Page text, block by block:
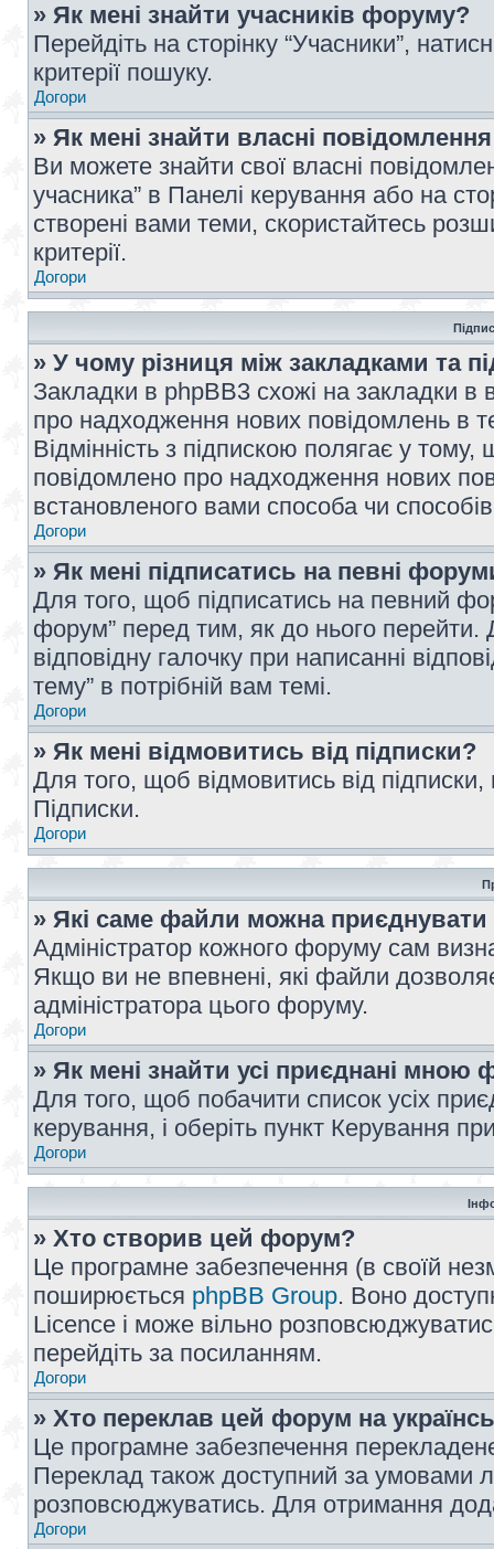
» Як мені знайти учасників форуму?
Перейдіть на сторінку “Учасники”,
критерії пошуку.
Догори
» Як мені знайти власні
Ви можете знайти свої власні
учасника” в Панелі керування або на
створені вами теми, скористайтесь
критерії.
Догори
» У чому різниця між закладками та
Закладки в phpBB3 схожі на закладки
про надходження нових повідомлень в
Відмінність з підпискою полягає у
повідомлено про надходження нових
встановленого вами способа чи
Догори
» Як мені підписатись на певні
Для того, щоб підписатись на певний
форум” перед тим, як до нього перейти.
відповідну галочку при написанні
тему” в потрібній вам темі.
Догори
» Як мені відмовитись від підписки?
Для того, щоб відмовитись від
Підписки.
Догори
» Які саме файли можна
Адміністратор кожного форуму сам
Якщо ви не впевнені, які файли
адміністратора цього форуму.
Догори
» Як мені знайти усі приєднані мною
Для того, щоб побачити список усіх
керування, і оберіть пункт Керування
Догори
» Хто створив цей форум?
Це програмне забезпечення (в своїй
поширюється phpBB Group. Воно
Licence і може вільно
перейдіть за посиланням.
Догори
» Хто переклав цей форум на
Це програмне забезпечення
Переклад також доступний за умовами
розповсюджуватись. Для отримання
Догори